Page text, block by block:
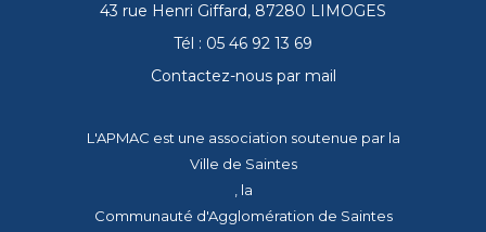
43 rue Henri Giffard, 87280 LIMOGES
Tél : 05 46 92 13 69
Contactez-nous par mail
L'APMAC est une association soutenue par la
Ville de Saintes
, la
Communauté d'Agglomération de Saintes